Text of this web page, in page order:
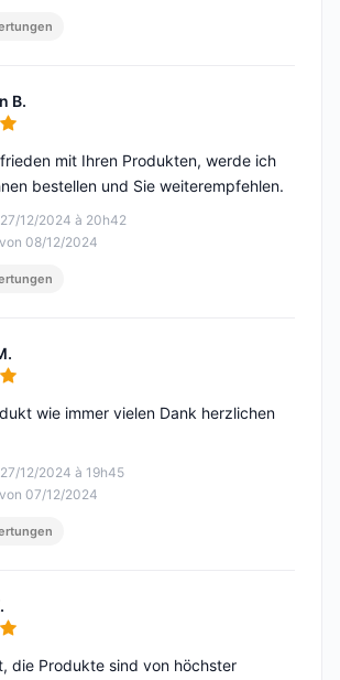
B.
von 5
12/2024 à 20h42
08/12/2024
mit Ihren Produkten, werde ich
bestellen und Sie weiterempfehlen.
von 5
12/2024 à 19h45
07/12/2024
wie immer vielen Dank herzlichen
von 5
die Produkte sind von höchster